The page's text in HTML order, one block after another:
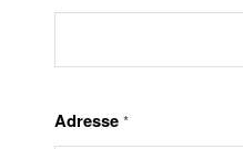
Adresse *